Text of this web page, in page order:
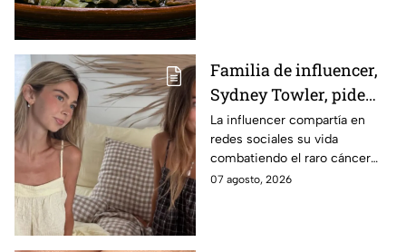
Familia de influencer,
Sydney Towler, pide
apoyo de 75, 000
dólares para honrar su
memoria
La influencer compartía en
redes sociales su vida
combatiendo el raro cáncer
que le aquejaba. Hoy la familia
07 agosto, 2026